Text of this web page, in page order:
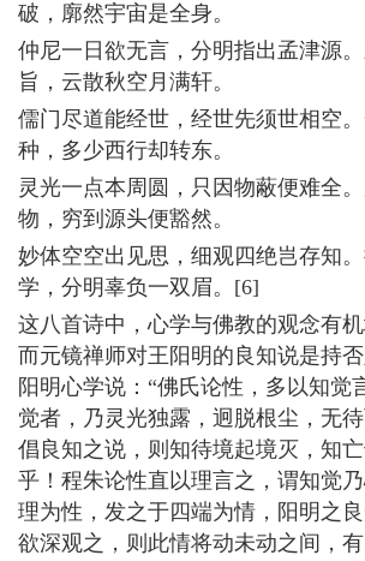
破，廓然宇宙是全身。
仲尼一日欲无言，分明指出孟津源
旨，云散秋空月满轩。
儒门尽道能经世，经世先须世相空
种，多少西行却转东。
灵光一点本周圆，只因物蔽便难全
物，穷到源头便豁然。
妙体空空出见思，细观四绝岂存知
学，分明辜负一双眉。[6]
这八首诗中，心学与佛教的观念有机
而元镜禅师对王阳明的良知说是持
阳明心学说：“佛氏论性，多以知觉
觉者，乃灵光独露，迥脱根尘，无
倡良知之说，则知待境起境灭，知
乎！程朱论性直以理言之，谓知觉
理为性，发之于四端为情，阳明之
欲深观之，则此情将动未动之间，